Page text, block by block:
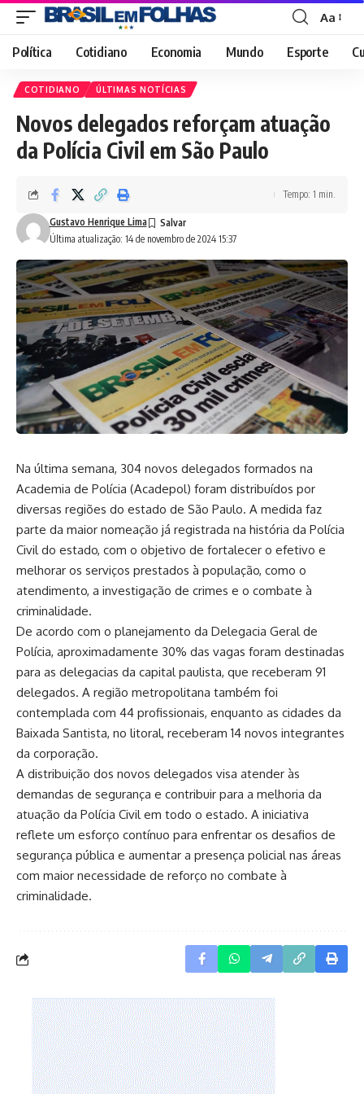
Font
Resizer
Aa
Política Cotidiano Economia Mundo Esporte
COTIDIANO ÚLTIMAS NOTÍCIAS
Novos delegados reforçam atuação
da Polícia Civil em São Paulo
Última atualização: 14 de novembro de 2024 15:37
Gustavo Henrique Lima
Tempo: 1 min.
Na última semana, 304 novos delegados formados na
Academia de Polícia (Acadepol) foram distribuídos por
diversas regiões do estado de São Paulo. A medida faz
parte da maior nomeação já registrada na história da Polícia
Civil do estado, com o objetivo de fortalecer o efetivo e
melhorar os serviços prestados à população, como o
atendimento, a investigação de crimes e o combate à
criminalidade.
De acordo com o planejamento da Delegacia Geral de
Polícia, aproximadamente 30% das vagas foram destinadas
para as delegacias da capital paulista, que receberam 91
delegados. A região metropolitana também foi
contemplada com 44 profissionais, enquanto as cidades da
Baixada Santista, no litoral, receberam 14 novos integrantes
da corporação.
A distribuição dos novos delegados visa atender às
demandas de segurança e contribuir para a melhoria da
atuação da Polícia Civil em todo o estado. A iniciativa
reflete um esforço contínuo para enfrentar os desafios de
segurança pública e aumentar a presença policial nas áreas
com maior necessidade de reforço no combate à
criminalidade.